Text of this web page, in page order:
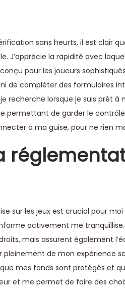
sans heurts, il est clair
J’apprécie la rapidité avec
pour les joueurs
de compléter des formulaires
recherche lorsque je suis prêt à
permettant de garder le
à ma guise, pour ne rien
sur les jeux est crucial pour
activement me
mais assurent également
de mon expérience
mes fonds sont protégés et
et me permet de faire des